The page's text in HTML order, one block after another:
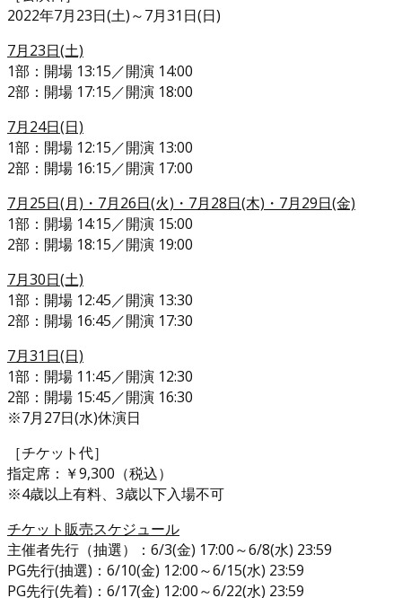
2022年7月23日(土)～7月31日(日)
7月23日(土)
1部：開場 13:15／開演 14:00
2部：開場 17:15／開演 18:00
7月24日(日)
1部：開場 12:15／開演 13:00
2部：開場 16:15／開演 17:00
7月25日(月)・7月26日(火)・7月28日(木)・7月29日(金)
1部：開場 14:15／開演 15:00
2部：開場 18:15／開演 19:00
7月30日(土)
1部：開場 12:45／開演 13:30
2部：開場 16:45／開演 17:30
7月31日(日)
1部：開場 11:45／開演 12:30
2部：開場 15:45／開演 16:30
※7月27日(水)休演日
［チケット代］
指定席：￥9,300（税込）
※4歳以上有料、3歳以下入場不可
チケット販売スケジュール
主催者先行（抽選）：6/3(金) 17:00～6/8(水) 23:59
PG先行(抽選)：6/10(金) 12:00～6/15(水) 23:59
PG先行(先着)：6/17(金) 12:00～6/22(水) 23:59